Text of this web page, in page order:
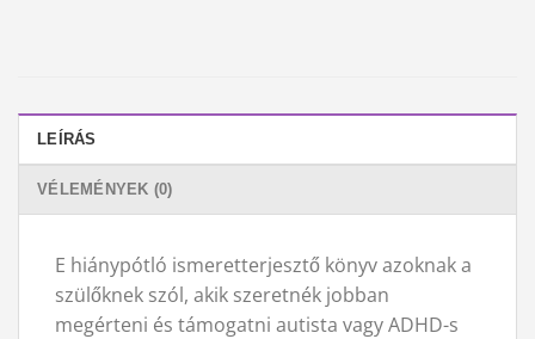
LEÍRÁS
VÉLEMÉNYEK (0)
E hiánypótló ismeretterjesztő könyv azoknak a
szülőknek szól, akik szeretnék jobban
megérteni és támogatni autista vagy ADHD-s